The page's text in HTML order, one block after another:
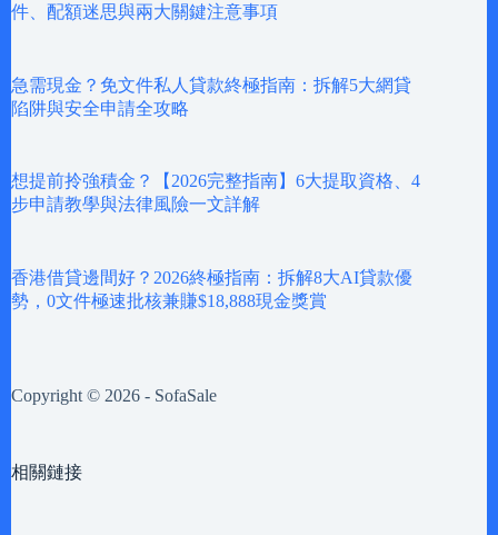
件、配額迷思與兩大關鍵注意事項
急需現金？免文件私人貸款終極指南：拆解5大網貸
陷阱與安全申請全攻略
想提前拎強積金？【2026完整指南】6大提取資格、4
步申請教學與法律風險一文詳解
香港借貸邊間好？2026終極指南：拆解8大AI貸款優
勢，0文件極速批核兼賺$18,888現金獎賞
Copyright © 2026 - SofaSale
相關鏈接